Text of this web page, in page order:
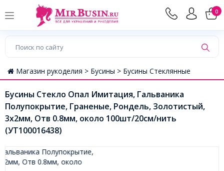
0
Магазин рукоделия > Бусины > Бусины Стеклянные
Бусины Стекло Опал Имитация, Гальваника
Полупокрытие, Граненые, Рондель, Золотистый,
3х2мм, Отв 0.8мм, около 100шт/20см/нить
(УТ100016438)